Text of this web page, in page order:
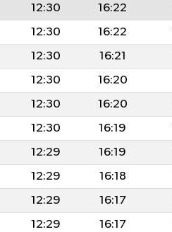
12:30 16:22
12:30 16:22
12:30 16:21
12:30 16:20
12:30 16:20
12:30 16:19
12:29 16:19
12:29 16:18
12:29 16:17
12:29 16:17